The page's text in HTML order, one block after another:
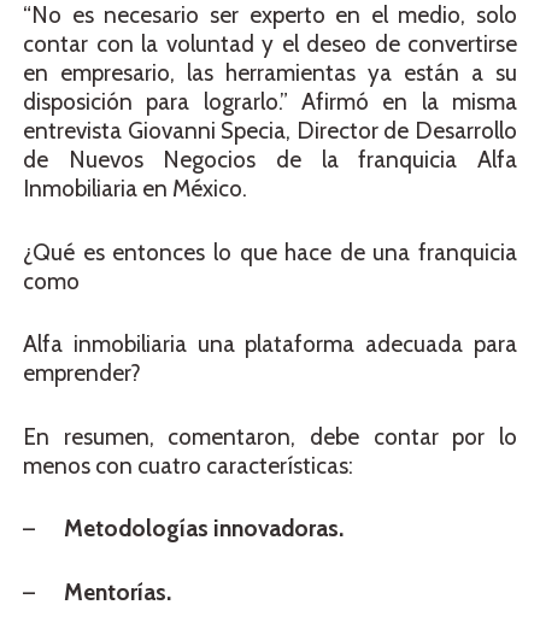
“No es necesario ser experto en el medio, solo
contar con la voluntad y el deseo de convertirse
en empresario, las herramientas ya están a su
disposición para lograrlo.” Afirmó en la misma
entrevista Giovanni Specia, Director de Desarrollo
de Nuevos Negocios de la franquicia Alfa
Inmobiliaria en México.
¿Qué es entonces lo que hace de una franquicia
como
Alfa inmobiliaria una plataforma adecuada para
emprender?
En resumen, comentaron, debe contar por lo
menos con cuatro características:
– Metodologías innovadoras.
– Mentorías.